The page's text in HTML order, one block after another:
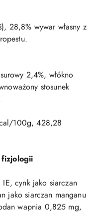
28,8% wywar własny z
2,4%, włókno
stosunek
100g, 428,28
fizjologii
cynk jako siarczan
jako siarczan manganu
wapnia 0,825 mg,